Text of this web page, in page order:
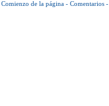
Comienzo de la página - Comentarios -